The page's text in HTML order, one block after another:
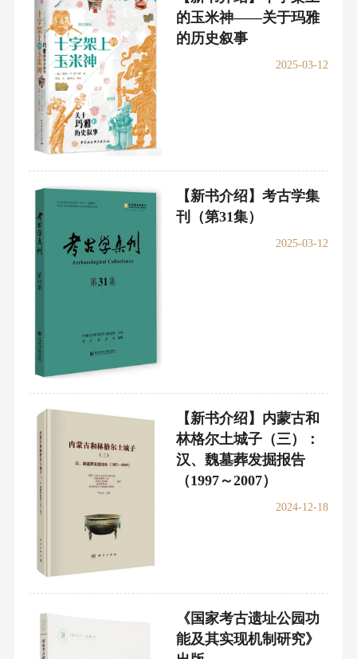
的玉米神——关于玛雅
的历史叙事
2025-03-12
【新书介绍】考古学集
刊（第31集）
2025-03-12
【新书介绍】内蒙古和
林格尔土城子（三）：
汉、魏墓葬发掘报告
（1997～2007）
2024-12-18
《国家考古遗址公园功
能及其实现机制研究》